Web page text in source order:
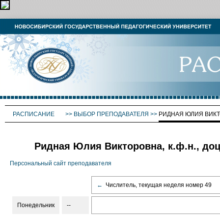
РАСПИСАНИЕ >> ВЫБОР ПРЕПОДАВАТЕЛЯ >> РИДНАЯ ЮЛИЯ
Ридная Юлия Викторовна, к.ф.н.,
Персональный сайт преподавателя
← Числитель, текущая неделя номер 49
Понедельник --